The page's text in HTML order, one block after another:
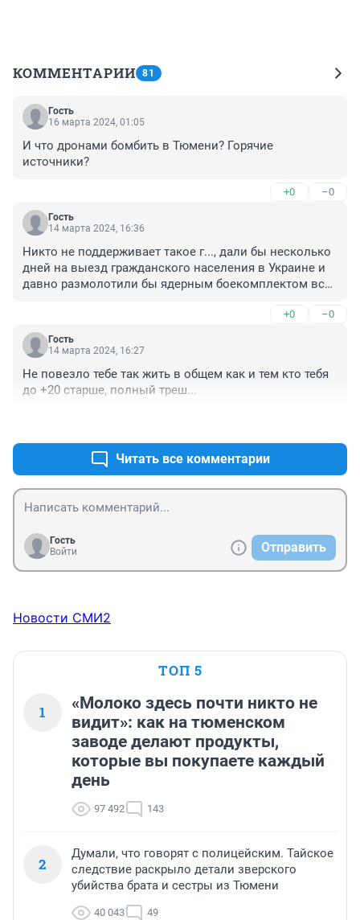
КОММЕНТАРИИ 81
Гость
16 марта 2024, 01:05
И что дронами бомбить в Тюмени? Горячие
источники?
+0 –0
Гость
14 марта 2024, 16:36
Никто не поддерживает такое г..., дали бы несколько
дней на выезд гражданского населения в Украине и
давно размолотили бы ядерным боекомплектом всю
одному из правительств, бизнеса и чиновников, не
представляете сколько там денег отмывается
украинскими чиновниками, чвк иностранными,
сторон, и ЕС и США и наших, в обычных условиях
столько не заработать некогда, там мульти
понимают, так как есть пропаганда, рулит бизнес и
бабло это важно всем из них и все, не какой там
другой составляющей
+0 –0
Гость
14 марта 2024, 16:27
Не повезло тебе так жить в общем как и тем кто тебя
до +20 старше, полный треш...
Читать все комментарии
Гость
Войти
Отправить
Новости СМИ2
ТОП 5
1
«Молоко здесь почти никто не
видит»: как на тюменском
заводе делают продукты,
которые вы покупаете каждый
день
97 492 143
2
Думали, что говорят с полицейским. Тайское
следствие раскрыло детали зверского
убийства брата и сестры из Тюмени
40 043 49